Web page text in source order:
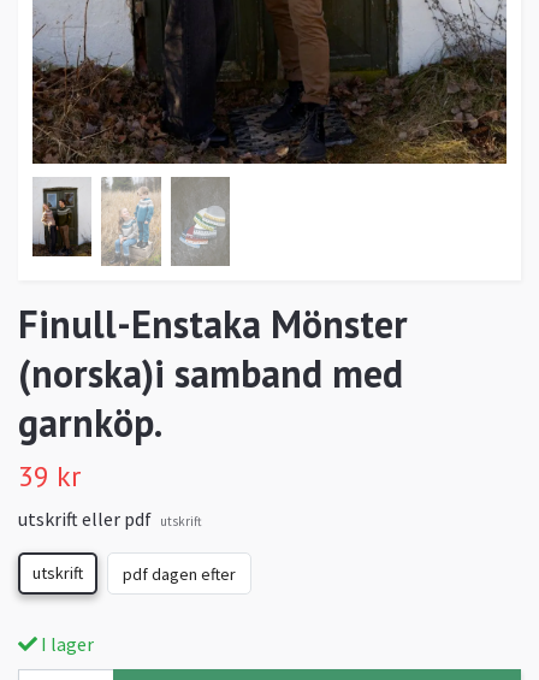
Finull-Enstaka Mönster
(norska)i samband med
garnköp.
39 kr
utskrift eller pdf utskrift
utskrift pdf dagen efter
I lager